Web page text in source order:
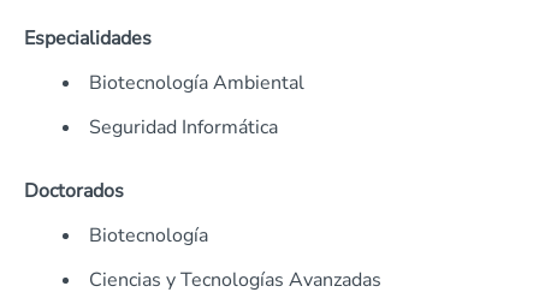
Especialidades
Biotecnología Ambiental
Seguridad Informática
Doctorados
Biotecnología
Ciencias y Tecnologías Avanzadas